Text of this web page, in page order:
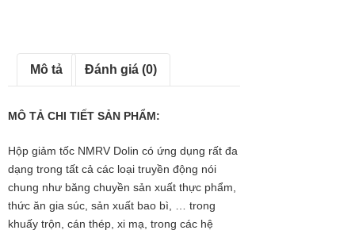
Mô tả Đánh giá (0)
MÔ TẢ CHI TIẾT SẢN PHẨM:
Hộp giảm tốc NMRV Dolin có ứng dụng rất đa
dạng trong tất cả các loại truyền động nói
chung như băng chuyền sản xuất thực phẩm,
thức ăn gia súc, sản xuất bao bì, … trong
khuấy trộn, cán thép, xi mạ, trong các hệ